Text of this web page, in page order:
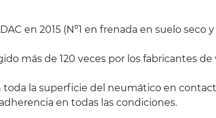
en 2015 (Nº1 en frenada en suelo seco
más de 120 veces por los fabricantes
la superficie del neumático en
en todas las condiciones.